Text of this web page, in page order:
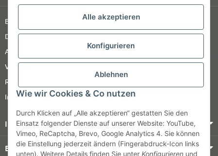
Alle akzeptieren
Konfigurieren
Ablehnen
Wie wir Cookies & Co nutzen
Durch Klicken auf „Alle akzeptieren“ gestatten Sie den
Einsatz folgender Dienste auf unserer Website: YouTube,
Vimeo, ReCaptcha, Brevo, Google Analytics 4. Sie können
die Einstellung jederzeit ändern (Fingerabdruck-Icon links
unten). Weitere Details finden Sie unter Konfigurieren und
Barrierefreiheitserklärung
Datenschutz
AGB
Versandinformationen
Retour
Impressum
Informationen
Bezahlung & Versand